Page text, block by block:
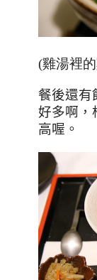
(雞湯裡
餐後還有
好多啊，
高喔。